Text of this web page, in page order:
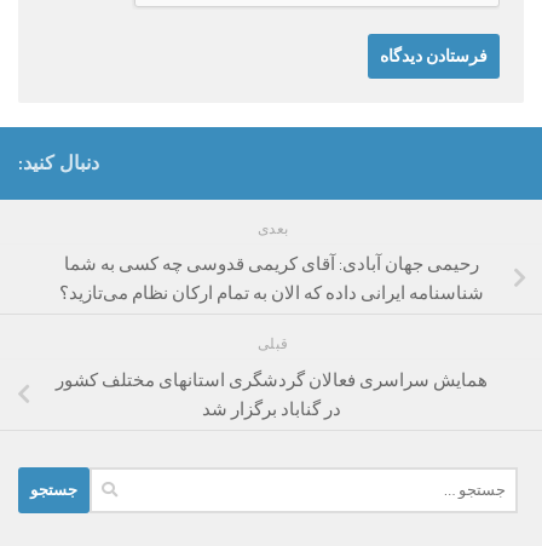
دنبال کنید:
بعدی
رحیمی جهان آبادی: آقای کریمی قدوسی چه کسی به شما
شناسنامه ایرانی داده که الان به تمام ارکان نظام می‌تازید؟
قبلی
همایش سراسری فعالان گردشگری استانهای مختلف کشور
در گناباد برگزار شد
برای: